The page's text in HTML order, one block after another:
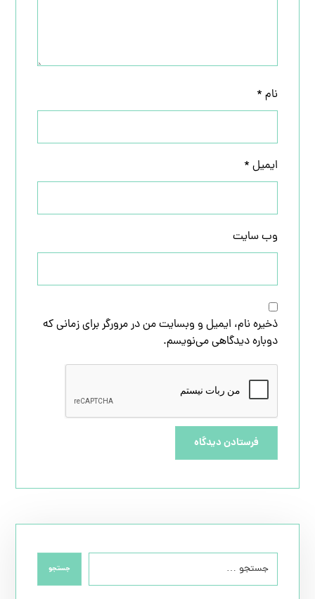
نام *
ایمیل *
وب‌ سایت
ذخیره نام، ایمیل و وبسایت من در مرورگر برای زمانی که
دوباره دیدگاهی می‌نویسم.
فرستادن دیدگاه
جستجو